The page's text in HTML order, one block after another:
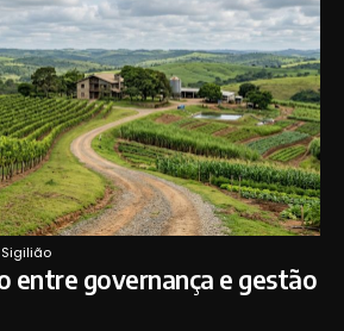
entre governança e gestão